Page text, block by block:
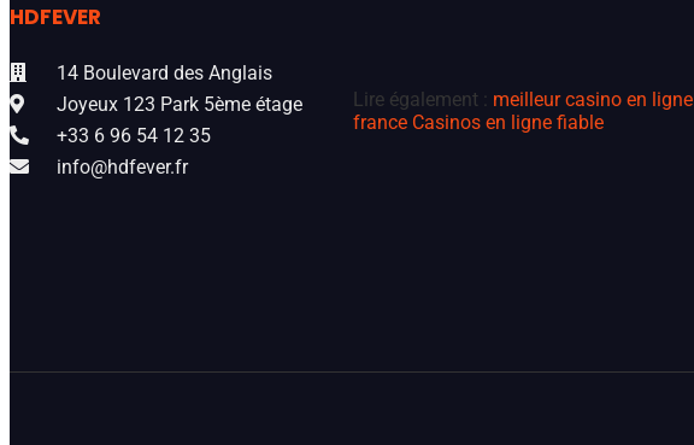
HDFEVER
14 Boulevard des Anglais
Joyeux 123 Park 5ème étage
+33 6 96 54 12 35
info@hdfever.fr
Lire également : meilleur casino en ligne
france Casinos en ligne fiable